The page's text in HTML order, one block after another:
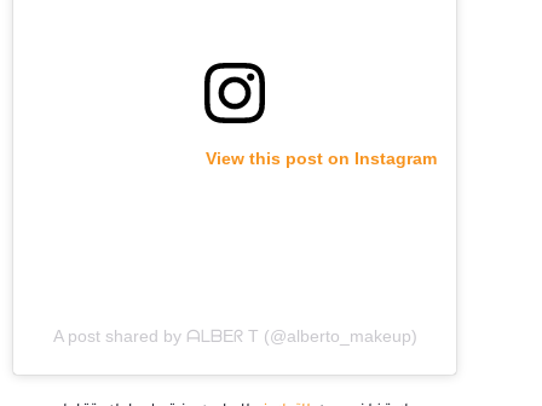
View this post on Instagram
A post shared by ᗩᒪᗷEᖇ T (@alberto_makeup)